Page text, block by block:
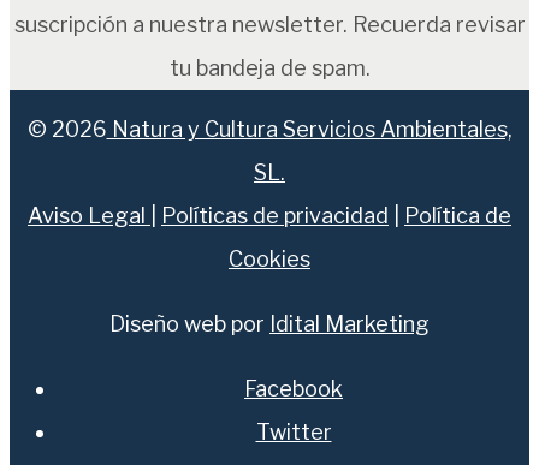
suscripción a nuestra newsletter. Recuerda revisar
tu bandeja de spam.
© 2026 Natura y Cultura Servicios Ambientales,
SL.
Aviso Legal
Políticas de privacidad
Política de
Cookies
Diseño web por Idital Marketing
Facebook
Twitter